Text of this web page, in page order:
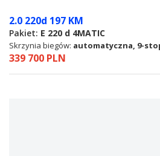
2.0 220d 197 KM
Pakiet: E 220 d 4MATIC
Skrzynia biegów: automatyczna, 9-
339 700 PLN